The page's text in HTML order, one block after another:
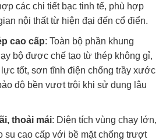
các chi tiết bạc tinh tế, phù hợp
nội thất từ hiện đại đến cổ điển.
cao cấp: Toàn bộ phần khung
bộ được chế tạo từ thép không gỉ,
tốt, sơn tĩnh điện chống trầy xước
độ bền vượt trội khi sử dụng lâu
thoải mái: Diện tích vùng chạy lớn,
su cao cấp với bề mặt chống trượt